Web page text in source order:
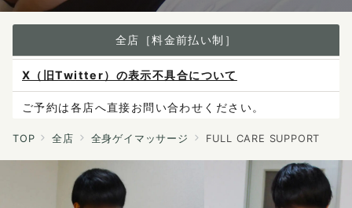
全店［料金前払い制］
X（旧Twitter）の表示不具合について
ご予約は各店へ直接お問い合わせください。
料金は当日施術前にお支払いください。
感染症防止対策について
料金改定のお知らせ
TOP 全店 全身ゲイマッサージ FULL CARE SUPPORT